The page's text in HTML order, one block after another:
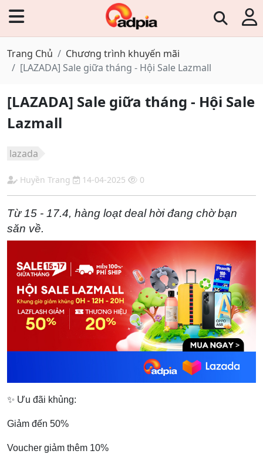
Trang Chủ
Chương trình khuyến mãi
[LAZADA] Sale giữa tháng - Hội Sale Lazmall
[LAZADA] Sale giữa tháng - Hội Sale
Lazmall
lazada
Huyền Trang 14-04-2025 0
Từ 15 - 17.4, hàng loạt deal hời đang chờ bạn
săn về.
✨ Ưu đãi khủng:
Giảm đến 50%
Voucher giảm thêm 10%